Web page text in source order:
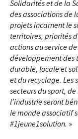
Solidarités et de la
des associations de
projets incarnent le
territoires, priorités
actions au service
développement des
durable, locale et
et du recyclage. Les
secteurs du sport,
l’industrie seront
le monde associatif
#1jeune1solution. »